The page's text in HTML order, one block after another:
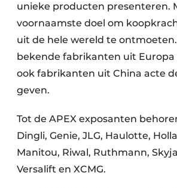
unieke producten presenteren.
voornaamste doel om
uit de hele wereld te
bekende fabrikanten uit Europa
ook fabrikanten uit China acte
geven.
Tot de APEX exposanten
Dingli, Genie, JLG, Haulotte,
Manitou, Riwal, Ruthmann,
Versalift en XCMG.